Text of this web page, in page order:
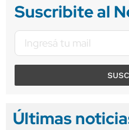
Suscribite al
Últimas